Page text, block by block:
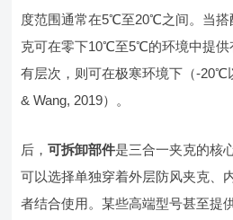
度范围通常在5℃至20℃之间。当搭
克可在零下10℃至5℃的环境中提供
有层次，则可在极寒环境下（-20℃
& Wang, 2019）。
后，可拆卸部件是三合一夹克的核
可以选择单独穿着外层防风夹克、
者结合使用。某些高端型号甚至提